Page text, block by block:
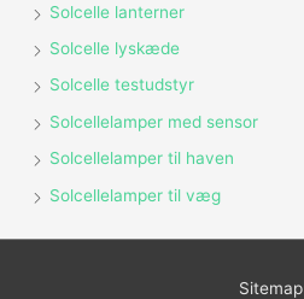
Solcelle lanterner
Solcelle lyskæde
Solcelle testudstyr
Solcellelamper med sensor
Solcellelamper til haven
Solcellelamper til væg
Sitemap